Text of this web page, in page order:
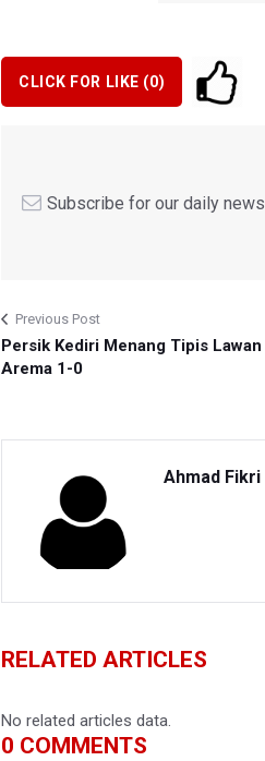
CLICK FOR LIKE (0)
Subscribe for our daily news
Previous Post
Persik Kediri Menang Tipis Lawan
Arema 1-0
Ahmad Fikri
RELATED ARTICLES
No related articles data.
0 COMMENTS